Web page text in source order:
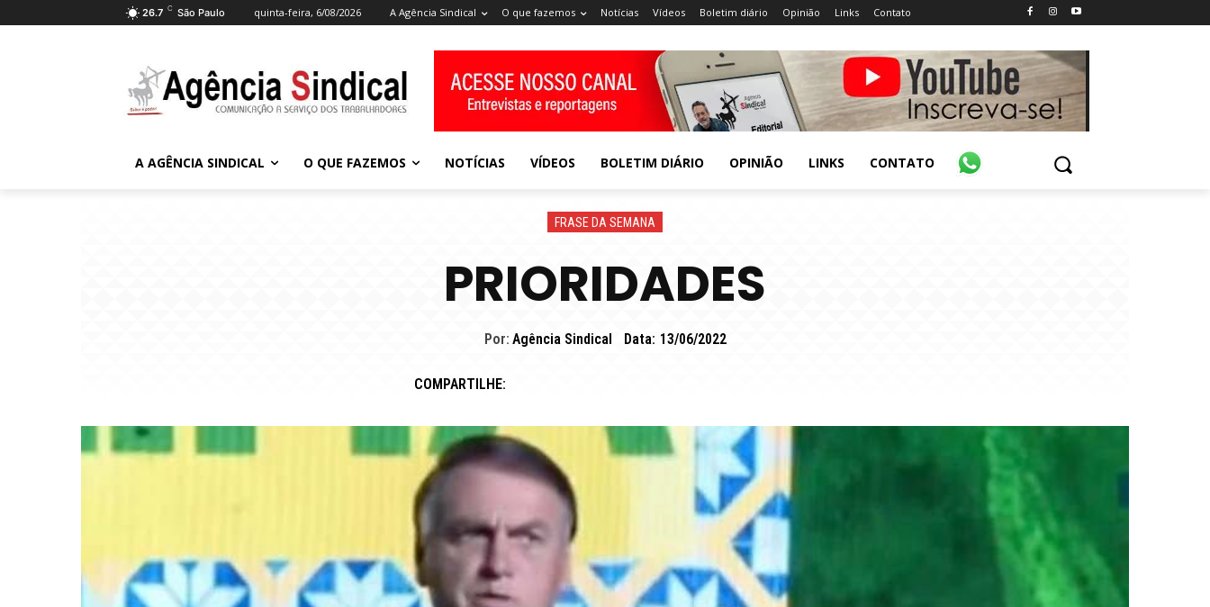
26.7 C São Paulo quinta-feira, 6/08/2026 A Agência Sindical O que fazemos Notícias Vídeos Boletim diário Opinião Links Contato
A AGÊNCIA SINDICAL O QUE FAZEMOS NOTÍCIAS VÍDEOS BOLETIM DIÁRIO OPINIÃO LINKS CONTATO
FRASE DA SEMANA
PRIORIDADES
Por: Agência Sindical Data: 13/06/2022
COMPARTILHE: